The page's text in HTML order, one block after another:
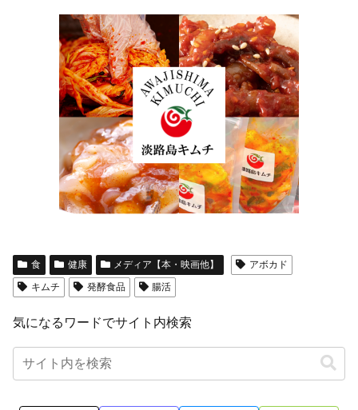
食 健康 メディア【本・映画他】
アボカド
キムチ
発酵食品 腸活
気になるワードでサイト内検索